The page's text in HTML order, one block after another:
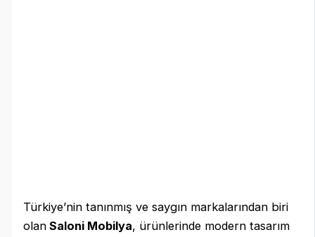
Türkiye’nin tanınmış ve saygın markalarından biri
olan Saloni Mobilya, ürünlerinde modern tasarım